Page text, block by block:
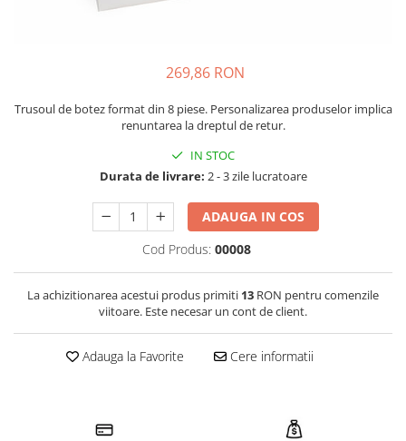
269,86 RON
Trusoul de botez format din 8 piese. Personalizarea produselor implica
renuntarea la dreptul de retur.
IN STOC
Durata de livrare: 2 - 3 zile lucratoare
ADAUGA IN COS
Cod Produs: 00008
La achizitionarea acestui produs primiti 13 RON pentru comenzile
viitoare. Este necesar un cont de client.
Adauga la Favorite Cere informatii